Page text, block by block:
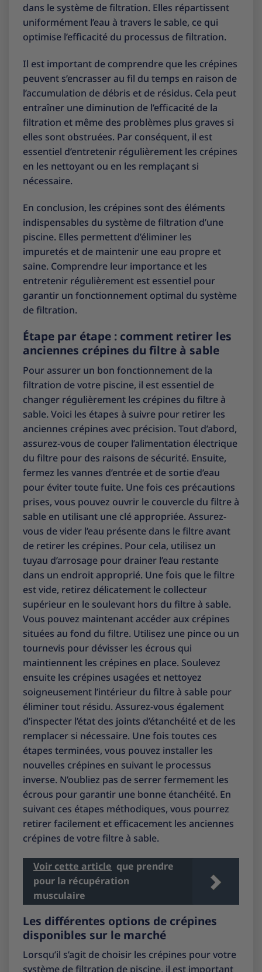
dans le système de filtration. Elles répartissent
uniformément l’eau à travers le sable, ce qui
optimise l’efficacité du processus de filtration.
Il est important de comprendre que les crépines
peuvent s’encrasser au fil du temps en raison de
l’accumulation de débris et de résidus. Cela peut
entraîner une diminution de l’efficacité de la
filtration et même des problèmes plus graves si
elles sont obstruées. Par conséquent, il est
essentiel d’entretenir régulièrement les crépines
en les nettoyant ou en les remplaçant si
nécessaire.
En conclusion, les crépines sont des éléments
indispensables du système de filtration d’une
piscine. Elles permettent d’éliminer les
impuretés et de maintenir une eau propre et
saine. Comprendre leur importance et les
entretenir régulièrement est essentiel pour
garantir un fonctionnement optimal du système
de filtration.
Étape par étape : comment retirer les
anciennes crépines du filtre à sable
Pour assurer un bon fonctionnement de la
filtration de votre piscine, il est essentiel de
changer régulièrement les crépines du filtre à
sable. Voici les étapes à suivre pour retirer les
anciennes crépines avec précision. Tout d’abord,
assurez-vous de couper l’alimentation électrique
du filtre pour des raisons de sécurité. Ensuite,
fermez les vannes d’entrée et de sortie d’eau
pour éviter toute fuite. Une fois ces précautions
prises, vous pouvez ouvrir le couvercle du filtre à
sable en utilisant une clé appropriée. Assurez-
vous de vider l’eau présente dans le filtre avant
de retirer les crépines. Pour cela, utilisez un
tuyau d’arrosage pour drainer l’eau restante
dans un endroit approprié. Une fois que le filtre
est vide, retirez délicatement le collecteur
supérieur en le soulevant hors du filtre à sable.
Vous pouvez maintenant accéder aux crépines
situées au fond du filtre. Utilisez une pince ou un
tournevis pour dévisser les écrous qui
maintiennent les crépines en place. Soulevez
ensuite les crépines usagées et nettoyez
soigneusement l’intérieur du filtre à sable pour
éliminer tout résidu. Assurez-vous également
d’inspecter l’état des joints d’étanchéité et de les
remplacer si nécessaire. Une fois toutes ces
étapes terminées, vous pouvez installer les
nouvelles crépines en suivant le processus
inverse. N’oubliez pas de serrer fermement les
écrous pour garantir une bonne étanchéité. En
suivant ces étapes méthodiques, vous pourrez
retirer facilement et efficacement les anciennes
crépines de votre filtre à sable.
Voir cette article que prendre
pour la récupération
musculaire
Les différentes options de crépines
disponibles sur le marché
Lorsqu’il s’agit de choisir les crépines pour votre
système de filtration de piscine, il est important